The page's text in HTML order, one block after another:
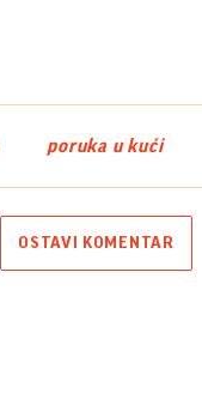
poruka u kući
OSTAVI KOMENTAR